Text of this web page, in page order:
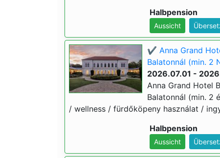
Halbpension
Aussicht
✔️ Anna Grand
Balatonnál (min. 2
2026.07.01 -
Anna Grand Hotel
Balatonnál (min. 2
/ wellness / fürdőköpeny használat /
Halbpension
Aussicht